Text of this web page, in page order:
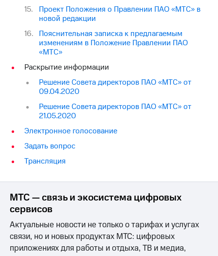
Проект Положения о Правлении ПАО «МТС» в
новой редакции
Пояснительная записка к предлагаемым
изменениям в Положение Правлении ПАО
«МТС»
Раскрытие информации
Решение Совета директоров ПАО «МТС» от
09.04.2020
Решение Совета директоров ПАО «МТС» от
21.05.2020
Электронное голосование
Задать вопрос
Трансляция
МТС — связь и экосистема цифровых
сервисов
Актуальные новости не только о тарифах и услугах
связи, но и новых продуктах МТС: цифровых
приложениях для работы и отдыха, ТВ и медиа,